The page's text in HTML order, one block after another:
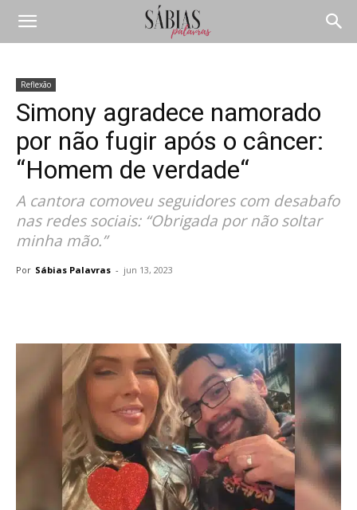
Reflexão
Simony agradece namorado
por não fugir após o câncer:
“Homem de verdade“
A cantora comoveu seguidores com desabafo
nas redes sociais: “Obrigada por não soltar
minha mão.”
Por Sábias Palavras - jun 13, 2023